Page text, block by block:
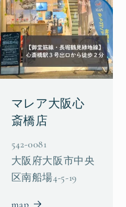
マレア大阪心
斎橋店
542-0081
大阪府大阪市中央
区南船場4-5-19
map